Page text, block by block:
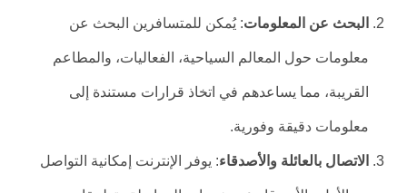
البحث عن المعلومات: يُمكن للمتسافرين البحث عن
معلومات حول المعالم السياحية، الفعاليات، والمطاعم
القريبة، مما يساعدهم في اتخاذ قرارات مستندة إلى
معلومات دقيقة وفورية.
الاتصال بالعائلة والأصدقاء: يوفر الإنترنت إمكانية التواصل